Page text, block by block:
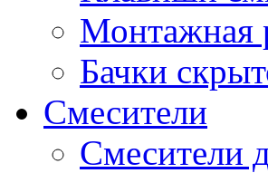
Монтажная
Бачки
Смесители
Смесители